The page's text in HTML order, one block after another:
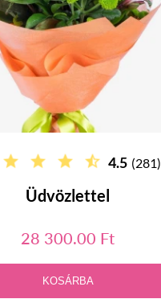
4.5 (281)
Üdvözlettel
28 300.00 Ft
KOSÁRBA